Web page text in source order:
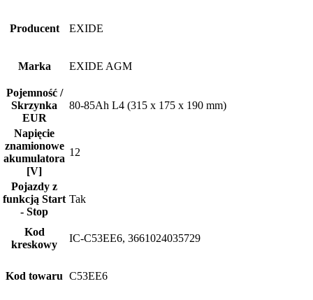
Producent EXIDE
Marka EXIDE AGM
Pojemność /
Skrzynka
EUR
80-85Ah L4 (315 x 175 x 190 mm)
Napięcie
znamionowe
akumulatora
[V]
12
Pojazdy z
funkcją Start
- Stop
Tak
Kod
kreskowy
IC-C53EE6, 3661024035729
Kod towaru C53EE6